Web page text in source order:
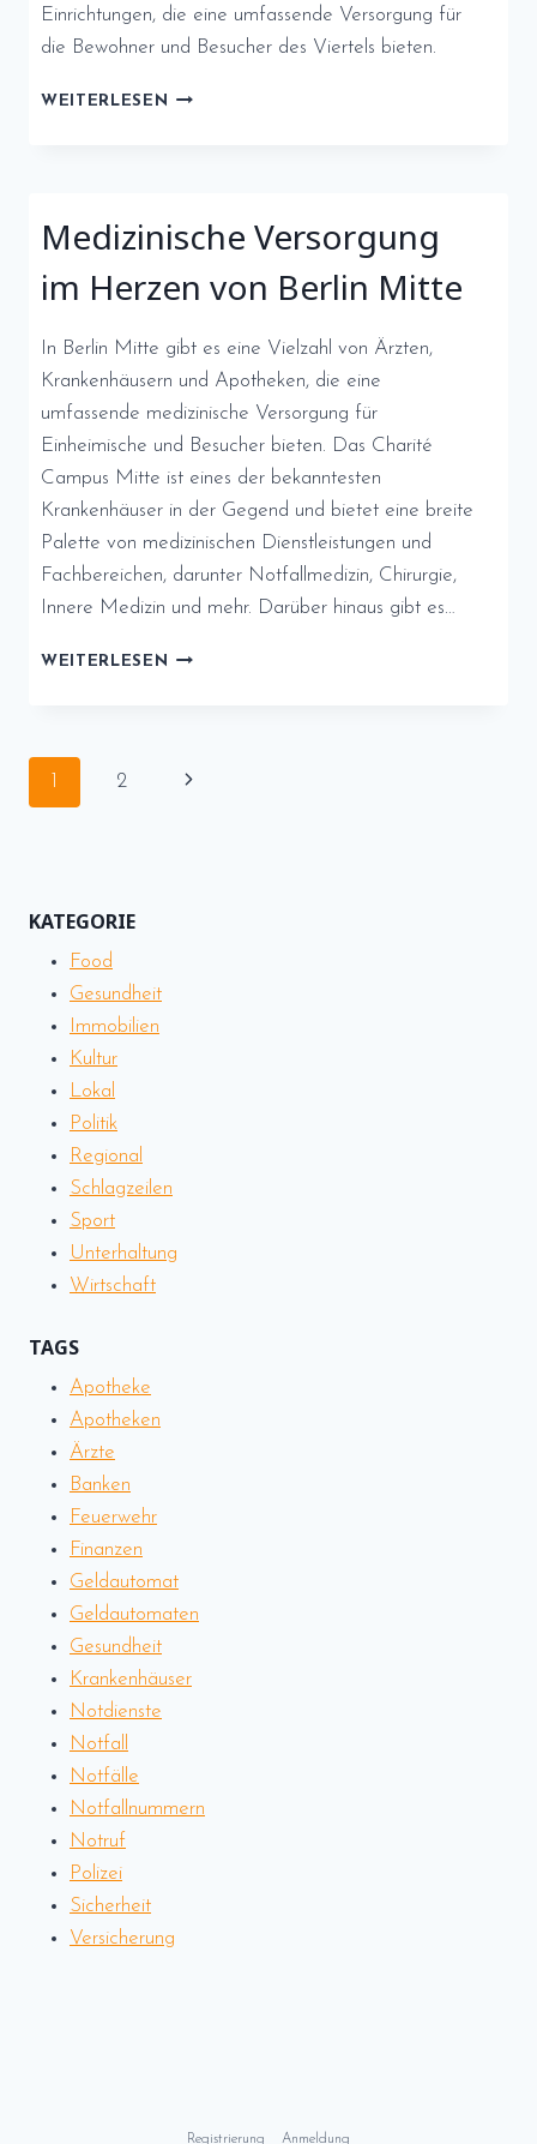
Einrichtungen, die eine umfassende Versorgung für
die Bewohner und Besucher des Viertels bieten.
WEITERLESEN ÄRZTE,
IN
KREUZBERG:
Medizinische Versorgung
im Herzen von Berlin Mitte
In Berlin Mitte gibt es eine Vielzahl von Ärzten,
Krankenhäusern und Apotheken, die eine
umfassende medizinische Versorgung für
Einheimische und Besucher bieten. Das Charité
Campus Mitte ist eines der bekanntesten
Krankenhäuser in der Gegend und bietet eine breite
Palette von medizinischen Dienstleistungen und
Fachbereichen, darunter Notfallmedizin, Chirurgie,
Innere Medizin und mehr. Darüber hinaus gibt es…
WEITERLESEN MEDIZINISCHE
BERLIN
Seitennavigation
2 Nächste
KATEGORIE
Food
Gesundheit
Immobilien
Kultur
Lokal
Politik
Regional
Schlagzeilen
Sport
Unterhaltung
Wirtschaft
TAGS
Apotheke
Apotheken
Ärzte
Banken
Feuerwehr
Finanzen
Geldautomat
Geldautomaten
Gesundheit
Krankenhäuser
Notdienste
Notfall
Notfälle
Notfallnummern
Notruf
Polizei
Sicherheit
Versicherung
Registrierung Anmeldung